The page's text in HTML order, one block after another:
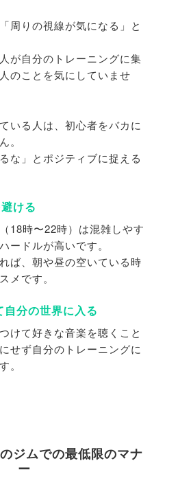
周りの視線が気になる」と
が自分のトレーニングに集
のことを気にしていませ
いる人は、 初心者をバカに
。
な」とポジティブに捉える
ける
18時〜22時）は混雑しやす
ードルが高いです。
ば、 朝や昼の空いている時
メです。
分の世界に入る
けて好きな音楽を聴くこと
せず自分のトレーニングに
。
ジムでの最低限のマナ
ー